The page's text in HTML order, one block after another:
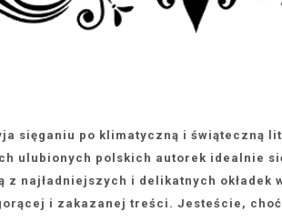
sięganiu po klimatyczną i świąteczną
ulubionych polskich autorek idealnie
z najładniejszych i delikatnych okładek
i zakazanej treści. Jesteście,